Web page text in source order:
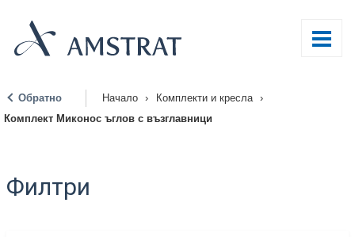
Обратно Начало › Комплекти и кресла
›
Комплект Миконос ъглов с възглавници
Филтри